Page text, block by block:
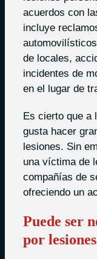
acuerdos con
incluye
de locales,
incidentes de
en el lugar de
Es cierto que a
gusta hacer
lesiones. Sin
una víctima de
compañías de
ofreciendo un
Puede ser
por